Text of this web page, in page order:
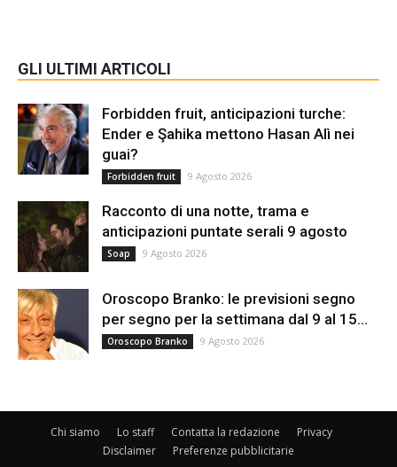
GLI ULTIMI ARTICOLI
Forbidden fruit, anticipazioni turche:
Ender e Şahika mettono Hasan Alì nei
guai?
Forbidden fruit 9 Agosto 2026
Racconto di una notte, trama e
anticipazioni puntate serali 9 agosto
Soap 9 Agosto 2026
Oroscopo Branko: le previsioni segno
per segno per la settimana dal 9 al 15...
Oroscopo Branko 9 Agosto 2026
Chi siamo Lo staff Contatta la redazione
Privacy
Disclaimer
Preferenze pubblicitarie